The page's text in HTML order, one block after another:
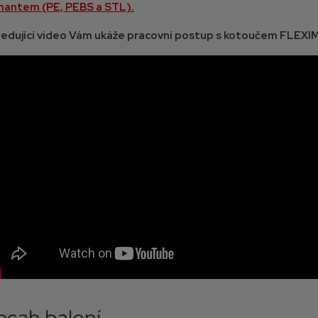
(PE, PEBS a STL).
video Vám ukáže pracovní postup s kotoučem